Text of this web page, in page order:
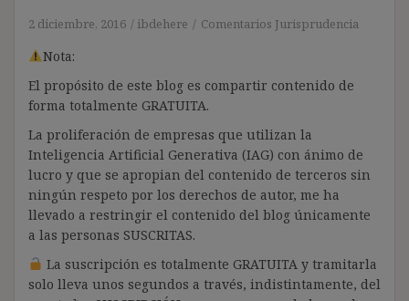
2 diciembre, 2016 ibdehere Comentarios Jurisprudencia
Nota:
El propósito de este blog es compartir contenido de
forma totalmente GRATUITA.
La proliferación de empresas que utilizan la
Inteligencia Artificial Generativa (IAG) con ánimo de
lucro y que se apropian del contenido de terceros sin
ningún respeto por los derechos de autor, me ha
llevado a restringir el contenido del blog únicamente
a las personas SUSCRITAS.
La suscripción es totalmente GRATUITA y tramitarla
solo lleva unos segundos a través, indistintamente, del